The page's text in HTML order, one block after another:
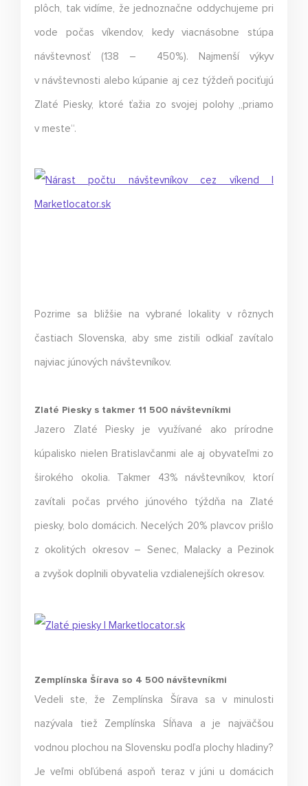
plôch, tak vidíme, že jednoznačne oddychujeme pri
vode počas víkendov, kedy viacnásobne stúpa
návštevnosť (138 – 450%). Najmenší výkyv
v návštevnosti alebo kúpanie aj cez týždeň pociťujú
Zlaté Piesky, ktoré ťažia zo svojej polohy „priamo
v meste“.
Pozrime sa bližšie na vybrané lokality v rôznych
častiach Slovenska, aby sme zistili odkiaľ zavítalo
najviac júnových návštevníkov.
Zlaté Piesky s takmer 11 500 návštevníkmi
Jazero Zlaté Piesky je využívané ako prírodne
kúpalisko nielen Bratislavčanmi ale aj obyvateľmi zo
širokého okolia. Takmer 43% návštevníkov, ktorí
zavítali počas prvého júnového týždňa na Zlaté
piesky, bolo domácich. Necelých 20% plavcov prišlo
z okolitých okresov – Senec, Malacky a Pezinok
a zvyšok doplnili obyvatelia vzdialenejších okresov.
Zemplínska Šírava so 4 500 návštevníkmi
Vedeli ste, že Zemplínska Šírava sa v minulosti
nazývala tiež Zemplínska Sĺňava a je najväčšou
vodnou plochou na Slovensku podľa plochy hladiny?
Je veľmi obľúbená aspoň teraz v júni u domácich